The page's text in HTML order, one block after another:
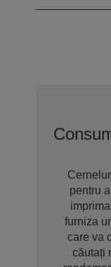
pentru
furniza
care va
căutați